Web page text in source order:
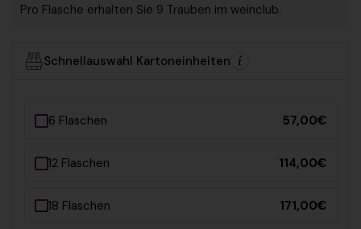
Pro Flasche erhalten Sie 9 Trauben im weinclub.
Schnellauswahl Kartoneinheiten
6 Flaschen 57,00€
12 Flaschen 114,00€
18 Flaschen 171,00€